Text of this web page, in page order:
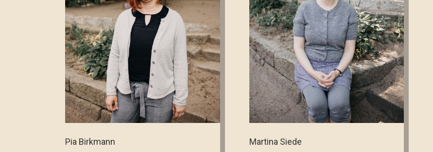
Pia Birkmann Martina Siede